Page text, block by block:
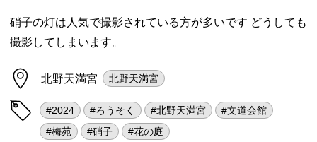
硝子の灯は人気で撮影されている方が多いです どうしても
撮影してしまいます。
北野天満宮 北野天満宮
#2024 #ろうそく #北野天満宮
#文道会館
#梅苑
#硝子 #花の庭